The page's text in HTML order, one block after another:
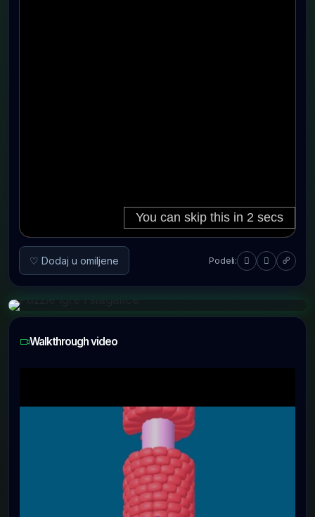
♡ Dodaj u omiljene Podeli:
Walkthrough video